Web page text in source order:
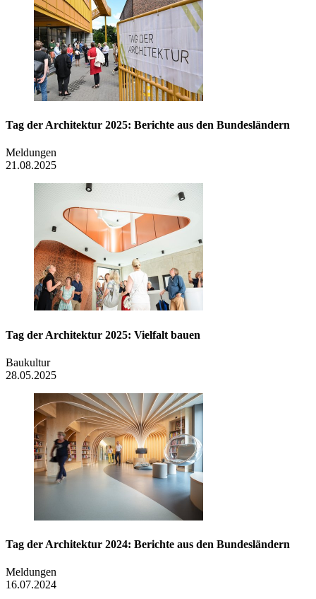
Tag der Architektur 2025: Berichte aus den Bundesländern
Meldungen
21.08.2025
Tag der Architektur 2025: Vielfalt bauen
Baukultur
28.05.2025
Tag der Architektur 2024: Berichte aus den Bundesländern
Meldungen
16.07.2024